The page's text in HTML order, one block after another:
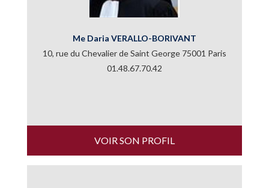
Me Daria VERALLO-BORIVANT
10, rue du Chevalier de Saint George 75001 Paris
01.48.67.70.42
VOIR SON PROFIL